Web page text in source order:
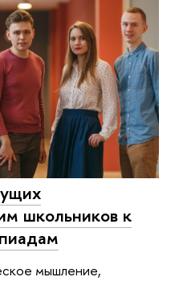
школьников к
мышление,